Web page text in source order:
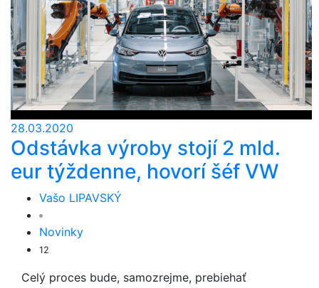
28.03.2020
Odstávka výroby stojí 2 mld.
eur týždenne, hovorí šéf VW
Vašo LIPAVSKÝ
Novinky
12
Celý proces bude, samozrejme, prebiehať